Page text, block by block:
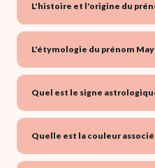
L'histoire et l'origine du
L'étymologie du prénom
Quel est le signe
Quelle est la couleur